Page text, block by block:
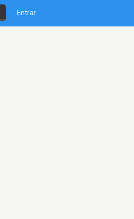
Entrar